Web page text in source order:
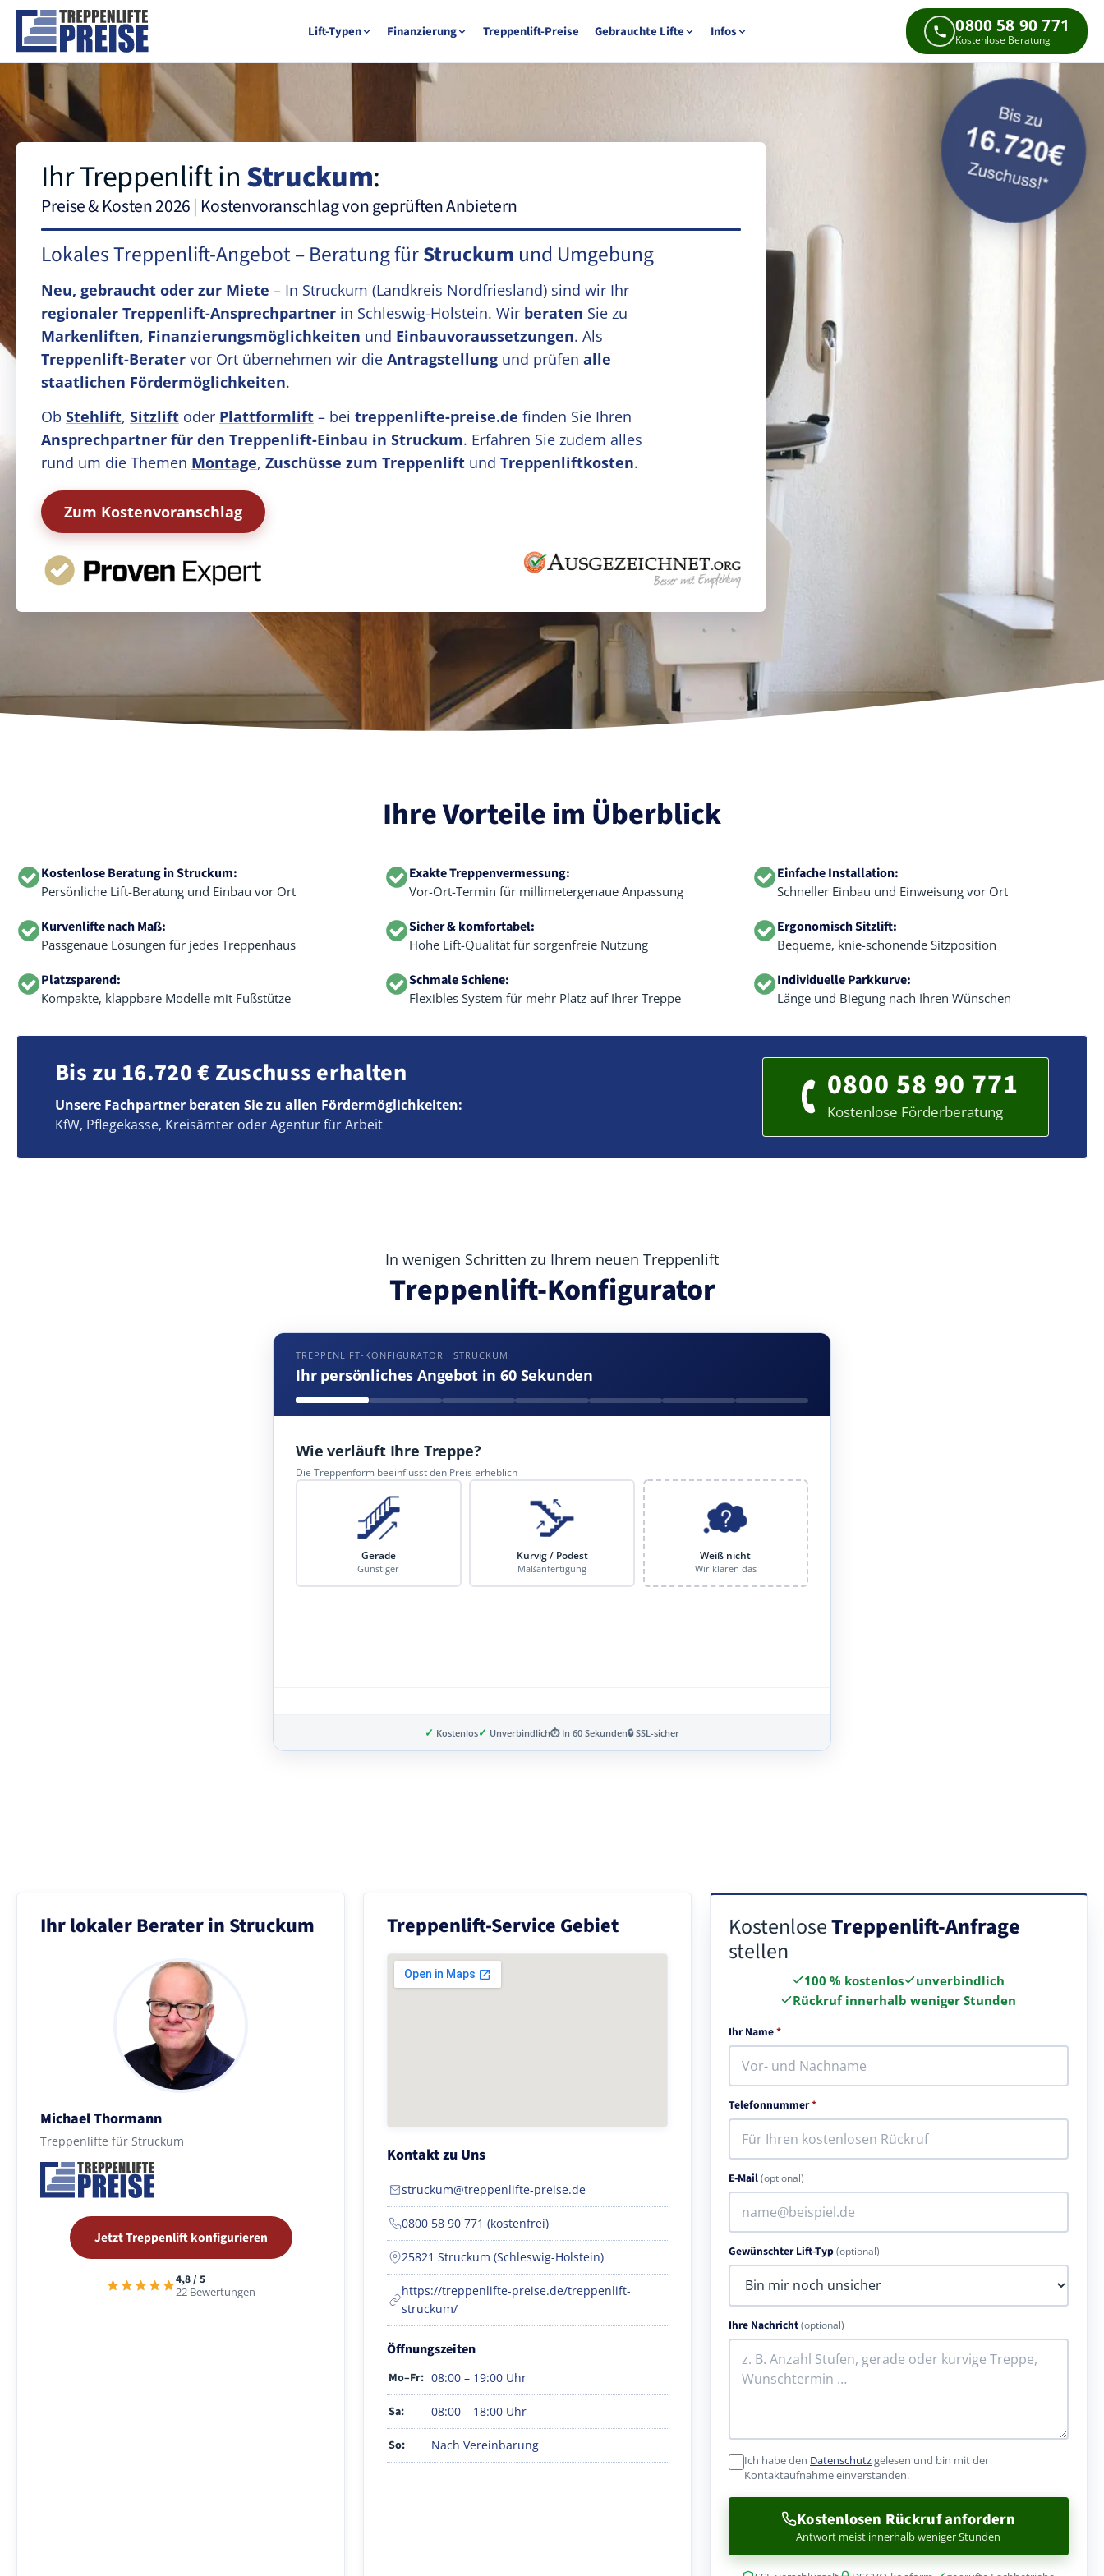
Lift-Typen Finanzierung Treppenlift-Preise Gebrauchte Lifte Infos 0800 58 90 771
Kostenlose Beratung
Ihr Treppenlift inStruckum:
Preise & Kosten 2026 | Kostenvoranschlag von geprüften Anbietern
Lokales Treppenlift-Angebot – Beratung fürStruckum und Umgebung
Neu, gebraucht oder zur Miete – In Struckum (Landkreis Nordfriesland) sind wir Ihr
regionaler Treppenlift-Ansprechpartner in Schleswig-Holstein. Wir beraten Sie zu
Markenliften, Finanzierungsmöglichkeiten und Einbauvoraussetzungen. Als
Treppenlift-Berater vor Ort übernehmen wir die Antragstellung und prüfen alle
staatlichen Fördermöglichkeiten.
Ob Stehlift, Sitzlift oder Plattformlift – bei treppenlifte-preise.de finden Sie Ihren
Ansprechpartner für den Treppenlift-Einbau in Struckum. Erfahren Sie zudem alles
rund um die Themen Montage, Zuschüsse zum Treppenlift und Treppenliftkosten.
Zum Kostenvoranschlag
Ihre Vorteile im Überblick
Kostenlose Beratung in Struckum:
Persönliche Lift-Beratung und Einbau vor Ort
Exakte Treppenvermessung:
Vor-Ort-Termin für millimetergenaue Anpassung
Einfache Installation:
Schneller Einbau und Einweisung vor Ort
Kurvenlifte nach Maß:
Passgenaue Lösungen für jedes Treppenhaus
Sicher & komfortabel:
Hohe Lift-Qualität für sorgenfreie Nutzung
Ergonomisch Sitzlift:
Bequeme, knie-schonende Sitzposition
Platzsparend:
Kompakte, klappbare Modelle mit Fußstütze
Schmale Schiene:
Flexibles System für mehr Platz auf Ihrer Treppe
Individuelle Parkkurve:
Länge und Biegung nach Ihren Wünschen
Bis zu 16.720 € Zuschuss erhalten
Unsere Fachpartner beraten Sie zu allen Fördermöglichkeiten:
KfW, Pflegekasse, Kreisämter oder Agentur für Arbeit
0800 58 90 771
Kostenlose Förderberatung
In wenigen Schritten zu Ihrem neuen Treppenlift
Treppenlift-Konfigurator
TREPPENLIFT-KONFIGURATOR · STRUCKUM
Ihr persönliches Angebot in 60 Sekunden
Wie verläuft Ihre Treppe?
Die Treppenform beeinflusst den Preis erheblich
Gerade
Günstiger
Kurvig / Podest
Maßanfertigung
Weiß nicht
Wir klären das
✓ Kostenlos✓ Unverbindlich⏱ In 60 Sekunden🔒 SSL-sicher
Ihr lokaler Berater in Struckum
Michael Thormann
Treppenlifte für Struckum
Jetzt Treppenlift konfigurieren
4,8 / 5
22 Bewertungen
Treppenlift-Service Gebiet
Kontakt zu Uns
struckum@treppenlifte-preise.de
0800 58 90 771 (kostenfrei)
25821 Struckum (Schleswig-Holstein)
https://treppenlifte-preise.de/treppenlift-
struckum/
Öffnungszeiten
Mo–Fr: 08:00 – 19:00 Uhr
Sa: 08:00 – 18:00 Uhr
So: Nach Vereinbarung
KostenloseTreppenlift-Anfrage
stellen
100 % kostenlos
unverbindlich
Rückruf innerhalb weniger Stunden
Ihr Name*
Telefonnummer*
E-Mail(optional)
Gewünschter Lift-Typ(optional)
Ihre Nachricht(optional)
Ich habe den Datenschutzgelesen und bin mit der
Kontaktaufnahme einverstanden.
Kostenlosen Rückruf anfordern
Antwort meist innerhalb weniger Stunden